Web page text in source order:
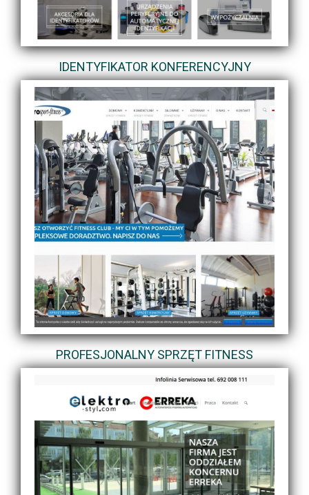
IDENTYFIKATOR KONFERENCYJNY
PROFESJONALNY SPRZĘT FITNESS